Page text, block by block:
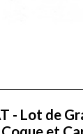
- Lot de